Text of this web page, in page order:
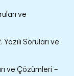
ve
Soruları ve
ve Çözümleri –